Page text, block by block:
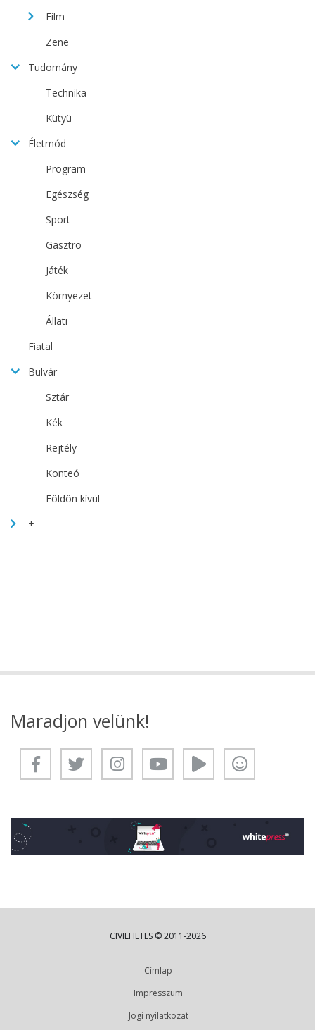
Film
Zene
Tudomány
Technika
Kütyü
Életmód
Program
Egészség
Sport
Gasztro
Játék
Környezet
Állati
Fiatal
Bulvár
Sztár
Kék
Rejtély
Konteó
Földön kívül
+
Maradjon velünk!
CIVILHETES © 2011-2026
Címlap
Impresszum
Jogi nyilatkozat